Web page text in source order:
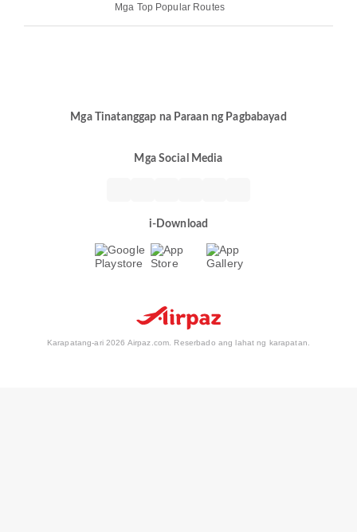
Mga Top Popular Routes
Mga Tinatanggap na Paraan ng Pagbabayad
Mga Social Media
i-Download
Karapatang-ari 2026 Airpaz.com. Reserbado ang lahat ng karapatan.